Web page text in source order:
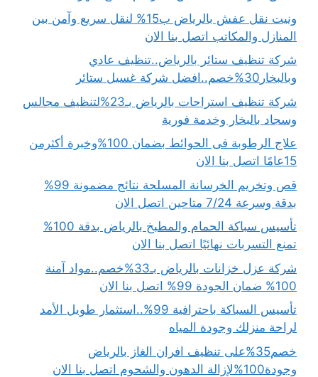
ونيت نقل عفش بالرياض ب15% لنقل سريع وآمن بين
المنازل والمكاتب اتصل بنا الان
شركة تنظيف ستائر بالرياض..تنظيف عادي
وبالبخار30%خصم..افضل شركة غسيل ستائر
شركة تنظيف استراحات بالرياض بـ23%لتنظيف مجالس
وسجاد بالبخار وخدمة فورية
علاج الرطوبة فى الحوائط بضمان 100%وخبرة أكثرمن
15عامًا اتصل بنا الان
قص وتخريم الخرسانة المسلحة نتائج مضمونة 99%
بدقة وسرعة 7/24 متاحين اتصل الان
تأسيس سباكة الحمام والمطبخ بالرياض بدقة 100%
تمنع التسربات نهائيًا اتصل بنا الان
شركة عزل خزانات بالرياض بـ33%خصم..مواد آمنة
100% ضمان الجودة 99% اتصل بنا الان
تأسيس السباكة باحترافية 99%..استثمار طويل الأمد
لراحة منزلك وجودة المياه
خصم35%على تنظيف افران الغاز بالرياض
وجودة100%لإزالة الدهون والشحوم اتصل بنا الان